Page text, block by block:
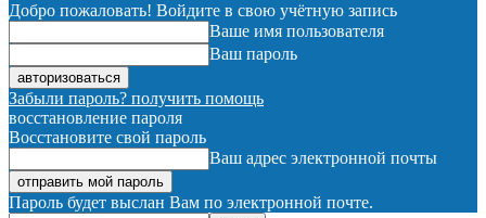
Добро пожаловать! Войдите в свою учётную запись
Ваше имя пользователя
Ваш пароль
Забыли пароль? получить помощь
восстановление пароля
Восстановите свой пароль
Ваш адрес электронной почты
Пароль будет выслан Вам по электронной почте.